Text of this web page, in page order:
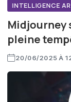
INTELLIGENCE
Midjourney
pleine
20/06/2025 À